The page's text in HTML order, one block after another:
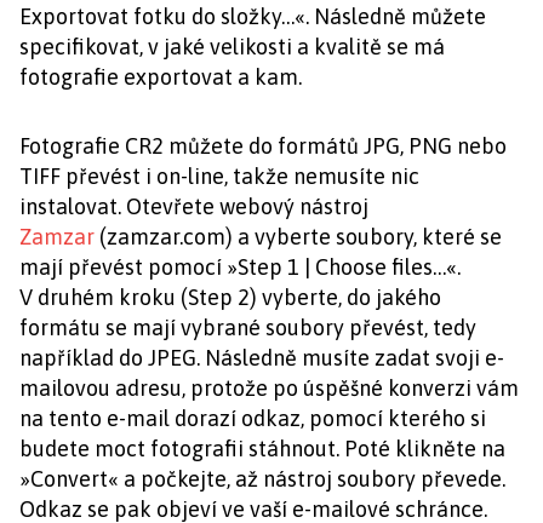
Exportovat fotku do složky…«. Následně můžete
specifikovat, v jaké velikosti a kvalitě se má
fotografie exportovat a kam.
Fotografie CR2 můžete do formátů JPG, PNG nebo
TIFF převést i on-line, takže nemusíte nic
instalovat. Otevřete webový nástroj
Zamzar (zamzar.com) a vyberte soubory, které se
mají převést pomocí »Step 1 | Choose files…«.
V druhém kroku (Step 2) vyberte, do jakého
formátu se mají vybrané soubory převést, tedy
například do JPEG. Následně musíte zadat svoji e-
mailovou adresu, protože po úspěšné konverzi vám
na tento e-mail dorazí odkaz, pomocí kterého si
budete moct fotografii stáhnout. Poté klikněte na
»Convert« a počkejte, až nástroj soubory převede.
Odkaz se pak objeví ve vaší e-mailové schránce.